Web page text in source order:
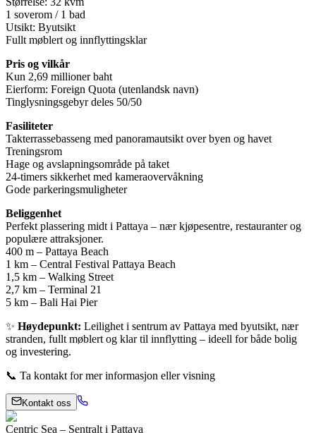
1 soverom / 1 bad
Utsikt: Byutsikt
Fullt møblert og innflyttingsklar
Pris og vilkår
Kun 2,69 millioner baht
Eierform: Foreign Quota (utenlandsk navn)
Tinglysningsgebyr deles 50/50
Fasiliteter
Takterrassebasseng med panoramautsikt over byen og havet
Treningsrom
Hage og avslapningsområde på taket
24-timers sikkerhet med kameraovervåkning
Gode parkeringsmuligheter
Beliggenhet
Perfekt plassering midt i Pattaya – nær kjøpesentre, restauranter og
populære attraksjoner.
400 m – Pattaya Beach
1 km – Central Festival Pattaya Beach
1,5 km – Walking Street
2,7 km – Terminal 21
5 km – Bali Hai Pier
✨ Høydepunkt: Leilighet i sentrum av Pattaya med byutsikt, nær
stranden, fullt møblert og klar til innflytting – ideell for både bolig
og investering.
📞 Ta kontakt for mer informasjon eller visning
Kontakt oss
Centric Sea – Sentralt i Pattaya